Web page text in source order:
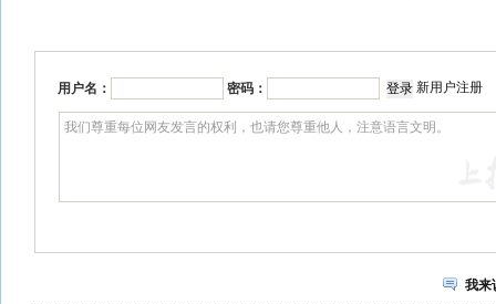
用户名： 密码： 新用户注册
我来